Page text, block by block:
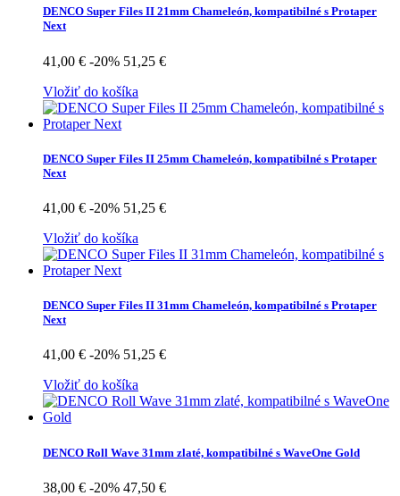
DENCO Super Files II 21mm Chameleón, kompatibilné s Protaper
Next
41,00 € -20% 51,25 €
Vložiť do košíka
DENCO Super Files II 25mm Chameleón, kompatibilné s Protaper
Next
41,00 € -20% 51,25 €
Vložiť do košíka
DENCO Super Files II 31mm Chameleón, kompatibilné s Protaper
Next
41,00 € -20% 51,25 €
Vložiť do košíka
DENCO Roll Wave 31mm zlaté, kompatibilné s WaveOne Gold
38,00 € -20% 47,50 €